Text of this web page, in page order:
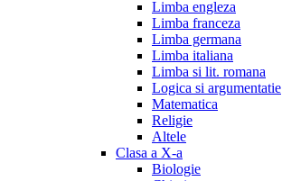
Limba engleza
Limba franceza
Limba germana
Limba italiana
Limba si lit. romana
Logica si argumentatie
Matematica
Religie
Altele
Clasa a X-a
Biologie